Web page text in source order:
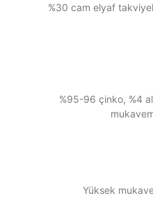
%30 cam elyaf
%95-96 çinko, %4
Yüksek